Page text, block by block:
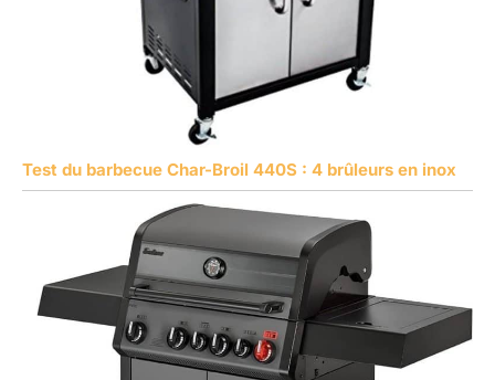
Test du barbecue Char-Broil 440S : 4 brûleurs en inox